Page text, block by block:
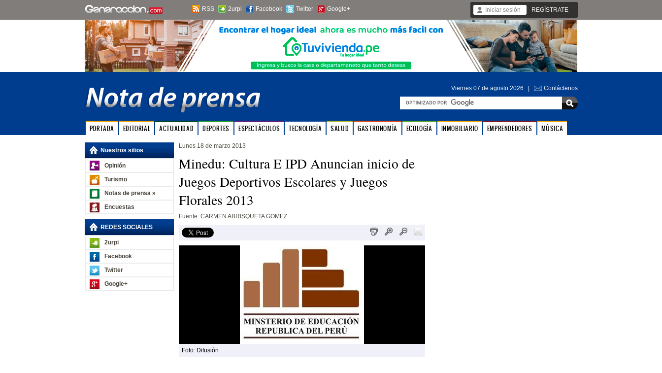
RSS 2urpi Facebook Twitter Google+ Iniciar sesión REGÍSTRATE
Viernes 07 de agosto 2026 | Contáctenos
PORTADA EDITORIAL ACTUALIDAD DEPORTES ESPECTÁCULOS TECNOLOGÍA SALUD GASTRONOMÍA ECOLOGÍA INMOBILIARIO EMPRENDEDORES MÚSICA
Nuestros sitios
Opinión
Turismo
Notas de prensa »
Encuestas
REDES SOCIALES
2urpi
Facebook
Twitter
Google+
Lunes 18 de marzo 2013
Minedu: Cultura E IPD Anuncian inicio de
Juegos Deportivos Escolares y Juegos
Florales 2013
Fuente: CARMEN ABRISQUETA GOMEZ
Foto: Difusión